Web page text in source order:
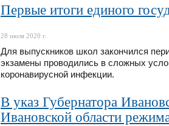
Первые итоги единого
28 июля 2020 г.
Для выпускников школ закончился
экзамены проводились в сложных
коронавирусной инфекции.
В указ Губернатора
Ивановской области